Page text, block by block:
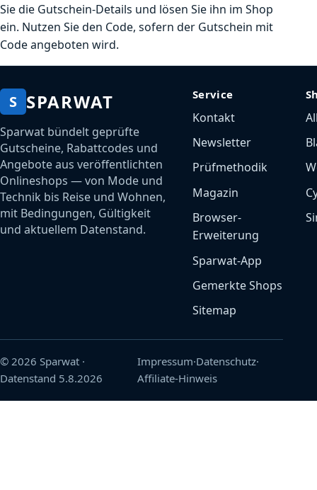
Sie die Gutschein-Details und lösen Sie ihn im Shop
ein. Nutzen Sie den Code, sofern der Gutschein mit
Code angeboten wird.
S SPARWAT
Sparwat bündelt geprüfte
Gutscheine, Rabattcodes und
Angebote aus veröffentlichten
Onlineshops — von Mode und
Technik bis Reise und Wohnen,
mit Bedingungen, Gültigkeit
und aktuellem Datenstand.
Service
Kontakt
Newsletter
Prüfmethodik
Magazin
Browser-
Erweiterung
Sparwat-App
Gemerkte Shops
Sitemap
© 2026 Sparwat ·
Datenstand 5.8.2026
Impressum·Datenschutz·
Affiliate-Hinweis